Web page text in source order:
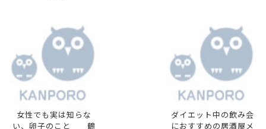
女性でも実は知らな
い、卵子のこと 鶴
ダイエット中の飲み会
におすすめの居酒屋メ